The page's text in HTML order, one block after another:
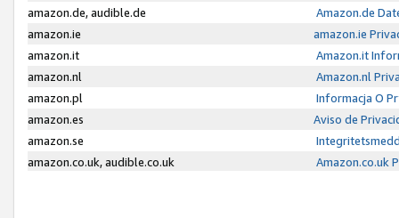
amazon.de, audible.de
Amazon.de
amazon.ie
amazon.ie
amazon.it
Amazon.it
amazon.nl
Amazon.nl
amazon.pl
Informacja O
amazon.es
Aviso de
amazon.se
amazon.co.uk, audible.co.uk
Amazon.co.uk